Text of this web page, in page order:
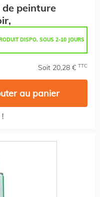
de peinture
DISPO. SOUS 2-10 JOURS
Soit 20,28 € TTC
au panier
!